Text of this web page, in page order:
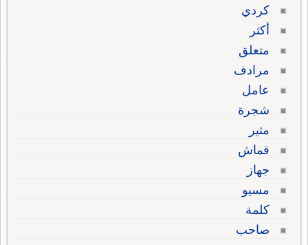
كردي
أكثر
متعلق
مرادف
عامل
شجرة
مثير
قماش
جهاز
مسيو
كلمة
صاحب